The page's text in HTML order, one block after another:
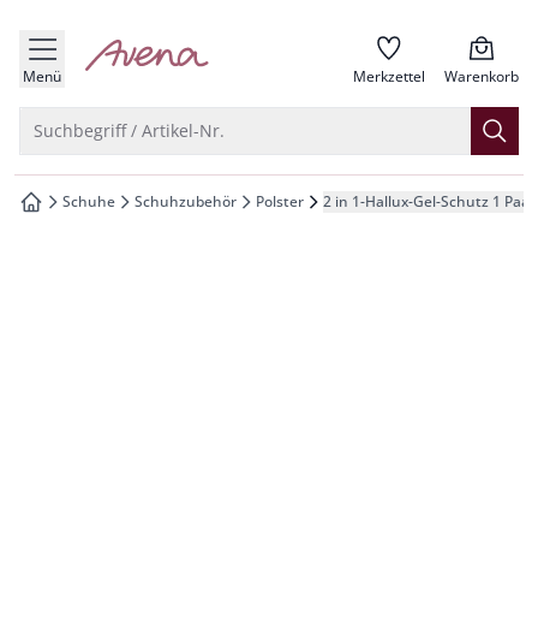
springen
springen
springen
springen
Menü zur Startseite Merkzettel Warenkorb
Suchbegriff / Artikel-Nr.
zur Startseite
Schuhe Schuhzubehör Polster 2 in 1-Hallux-Gel-Schutz 1 Paar